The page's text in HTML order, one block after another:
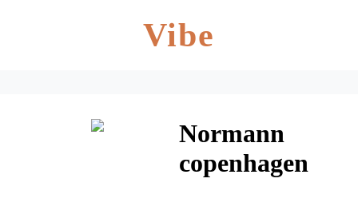
Vibe
Normann
copenhagen